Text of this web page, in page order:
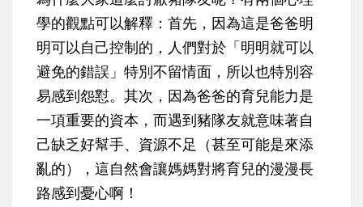
學的觀點可以解釋：首先，因為這是爸爸明
明可以自己控制的，人們對於「明明就可以
避免的錯誤」特別不留情面，所以也特別容
易感到怨懟。其次，因為爸爸的育兒能力是
一項重要的資本，而遇到豬隊友就意味著自
己缺乏好幫手、資源不足（甚至可能是來添
亂的），這自然會讓媽媽對將育兒的漫漫長
路感到憂心啊！